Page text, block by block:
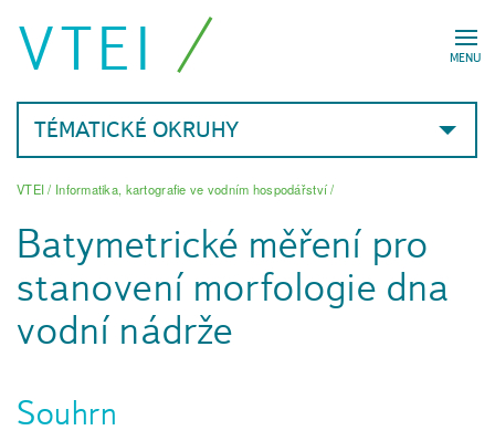
MENU
VTEI
TÉMATICKÉ OKRUHY
VTEI/ Informatika, kartografie ve vodním hospodářství/
Batymetrické měření pro
stanovení morfologie dna
vodní nádrže
Souhrn